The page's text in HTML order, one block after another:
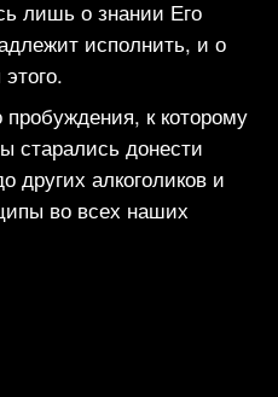
лишь о знании Его
исполнить, и о
пробуждения, к которому
старались донести
алкоголиков и
во всех наших